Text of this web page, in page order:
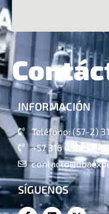
INFORMACIÓN
Teléfono: (57-2)
+57 316 4821324
SÍGUENOS